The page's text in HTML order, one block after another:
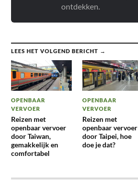
ontdekken.
LEES HET VOLGEND BERICHT →
OPENBAAR
VERVOER
Reizen met
openbaar vervoer
door Taiwan,
gemakkelijk en
comfortabel
OPENBAAR
VERVOER
Reizen met
openbaar vervoer
door Taipei, hoe
doe je dat?